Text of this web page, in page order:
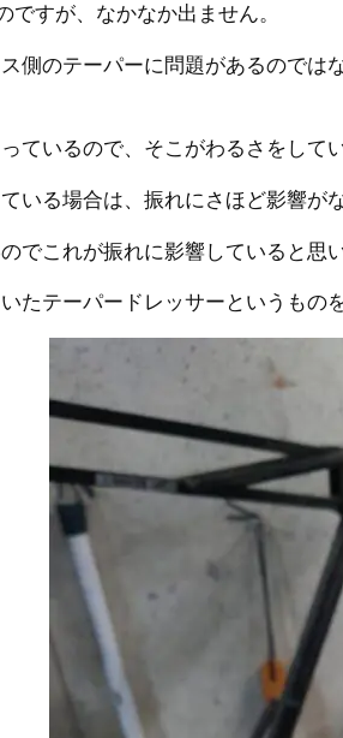
すが、なかなか出ません。
側のテーパーに問題があるのでは
ているので、そこがわるさをして
いる場合は、振れにさほど影響が
でこれが振れに影響していると思い
たテーパードレッサーというもの